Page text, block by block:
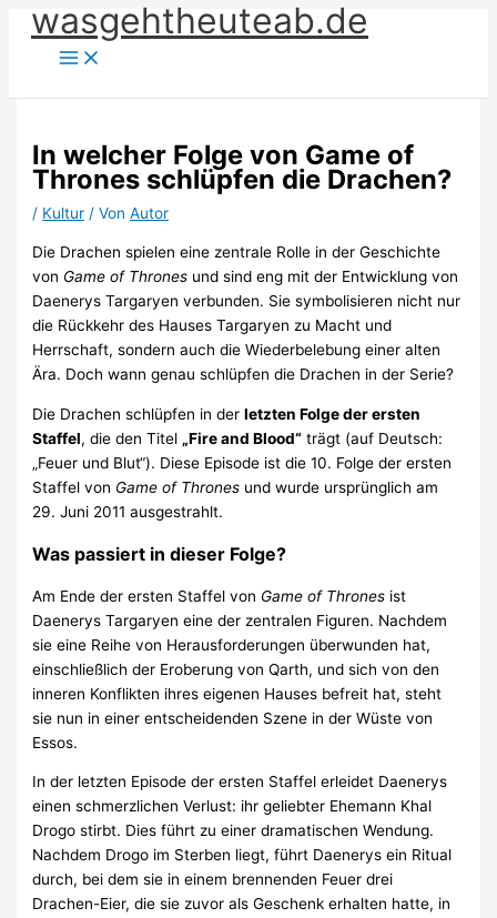
Zum
Inhalt
springen
wasgehtheuteab.de
In welcher Folge von Game of
Thrones schlüpfen die Drachen?
/ Kultur / VonAutor
Die Drachen spielen eine zentrale Rolle in der Geschichte
von Game of Thrones und sind eng mit der Entwicklung von
Daenerys Targaryen verbunden. Sie symbolisieren nicht nur
die Rückkehr des Hauses Targaryen zu Macht und
Herrschaft, sondern auch die Wiederbelebung einer alten
Ära. Doch wann genau schlüpfen die Drachen in der Serie?
Die Drachen schlüpfen in derletzten Folge der ersten
Staffel, die den Titel „Fire and Blood“ trägt (auf Deutsch:
„Feuer und Blut“). Diese Episode ist die 10. Folge der ersten
Staffel von Game of Thrones und wurde ursprünglich am
29. Juni 2011 ausgestrahlt.
Was passiert in dieser Folge?
Am Ende der ersten Staffel von Game of Thrones ist
Daenerys Targaryen eine der zentralen Figuren. Nachdem
sie eine Reihe von Herausforderungen überwunden hat,
einschließlich der Eroberung von Qarth, und sich von den
inneren Konflikten ihres eigenen Hauses befreit hat, steht
sie nun in einer entscheidenden Szene in der Wüste von
Essos.
In der letzten Episode der ersten Staffel erleidet Daenerys
einen schmerzlichen Verlust: ihr geliebter Ehemann Khal
Drogo stirbt. Dies führt zu einer dramatischen Wendung.
Nachdem Drogo im Sterben liegt, führt Daenerys ein Ritual
durch, bei dem sie in einem brennenden Feuer drei
Drachen-Eier, die sie zuvor als Geschenk erhalten hatte, in